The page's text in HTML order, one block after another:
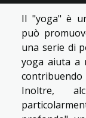
Il "yoga" è
può
una serie di
yoga aiuta a
Inoltre,